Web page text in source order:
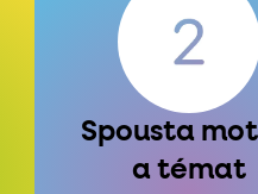
Spousta
a témat